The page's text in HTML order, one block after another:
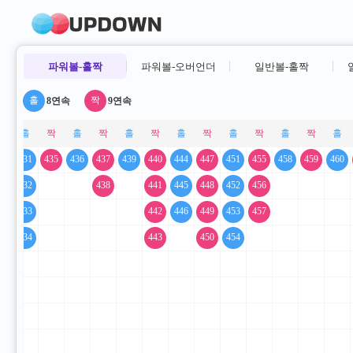
파워볼-홀짝 파워볼-오버언더 일반볼-홀짝
8연속 9연속
431
432
433
434
435 436 437
438
439 440
441
442
443
444
445
446
447
448
449
450
451
452
453
454
455
456
457
458 459 460